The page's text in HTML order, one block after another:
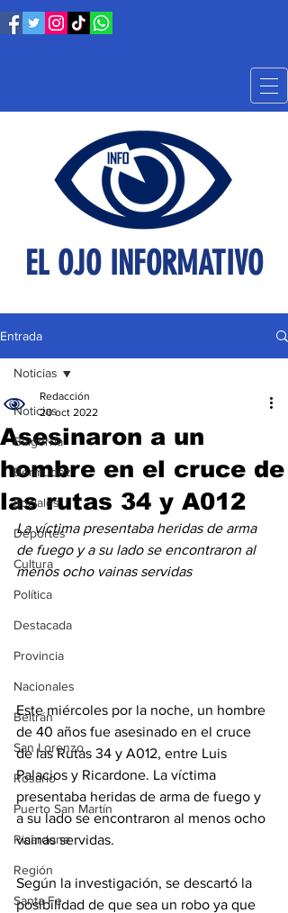
EL OJO INFORMATIVO
Entrada
Noticias
Baigorria
Bermúdez
Sociales
Deportes
Cultura
Política
Destacada
Provincia
Nacionales
Beltrán
San Lorenzo
Rosario
Puerto San Martín
Ricardone
Región
Santa Fe
Noticias
Asesinaron a un
hombre en el cruce de
las rutas 34 y A012
Redacción
20 oct 2022
La víctima presentaba heridas de arma
de fuego y a su lado se encontraron al
menos ocho vainas servidas
Este miércoles por la noche, un hombre
de 40 años fue asesinado en el cruce
de las Rutas 34 y A012, entre Luis
Palacios y Ricardone. La víctima
presentaba heridas de arma de fuego y
a su lado se encontraron al menos ocho
vainas servidas.
Según la investigación, se descartó la
posibilidad de que sea un robo ya que